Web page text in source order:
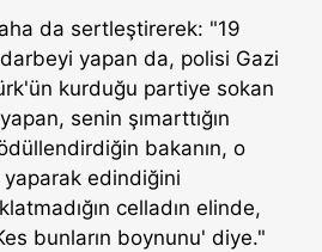
da sertleştirerek: "19
yapan da, polisi Gazi
kurduğu partiye sokan
senin şımarttığın
bakanın, o
yaparak edindiğini
celladın elinde,
bunların boynunu' diye."